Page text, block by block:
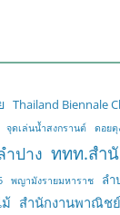
Thailand Biennale
จุดเล่นน้ำสงกรานต์ ดอยตุ
ปาง ททท.สำนั
พญามังรายมหาราช ลำ
สำนักงานพาณิช